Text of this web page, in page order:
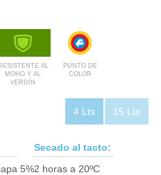
AL
MOHO Y AL
VERDÍN
PUNTO DE
COLOR
15 Lts
4 Lts
5%
Secado al tacto:
2 horas a 20ºC